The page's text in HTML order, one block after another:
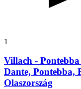
1
Villach -
Dante, Pontebba,
Olaszország